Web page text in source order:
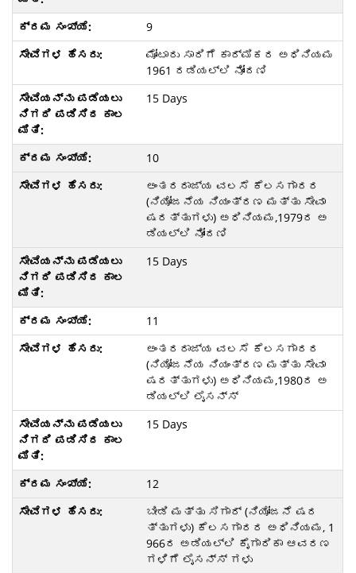
9
ಮೋಟಾರು ಸಾರಿಗೆ ಕಾರ್ಮಿಕರ ಅಧಿನಿಯಮ
1961 ರಡಿಯಲ್ಲಿ ನೋಂದಣಿ
15 Days
10
ಅಂತರರಾಜ್ಯ ವಲಸೆ ಕೆಲಸಗಾರರ
(ನಿಯೋಜನೆಯ ನಿಯಂತ್ರಣ ಮತ್ತು ಸೇವಾ
ಷರತ್ತುಗಳು) ಅಧಿನಿಯಮ,1979ರ ಅ
ಡಿಯಲ್ಲಿ ನೋಂದಣಿ
15 Days
11
ಅಂತರರಾಜ್ಯ ವಲಸೆ ಕೆಲಸಗಾರರ
(ನಿಯೋಜನೆಯ ನಿಯಂತ್ರಣ ಮತ್ತು ಸೇವಾ
ಷರತ್ತುಗಳು) ಅಧಿನಿಯಮ,1980ರ ಅ
ಡಿಯಲ್ಲಿ ಲೈಸನ್ಸ್
15 Days
12
ಬೀಡಿ ಮತ್ತು ಸಿಗಾರ್ (ನಿಯೋಜನೆ ಷರ
ತ್ತುಗಳು) ಕೆಲಸಗಾರರ ಅಧಿನಿಯಮ, 1
966ರ ಅಡಿಯಲ್ಲಿ ಕೈಗಾರಿಕಾ ಆವರಣ
ಗಳಿಗೆ ಲೈಸನ್ಸ್ ಗಳು